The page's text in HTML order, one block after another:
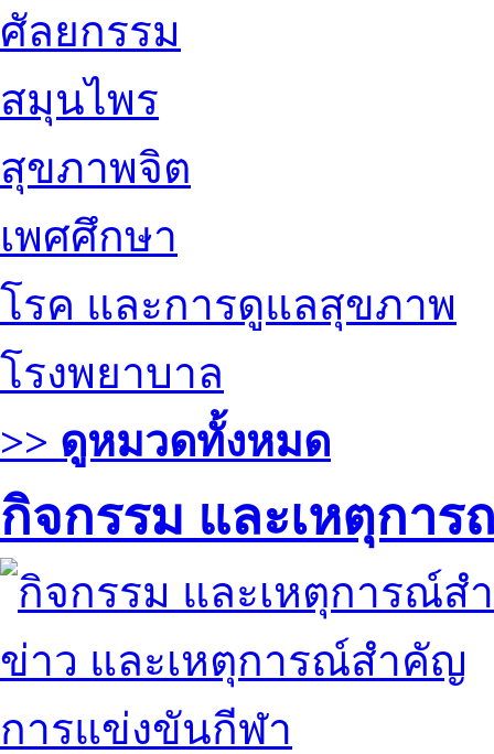
ศัลยกรรม
สมุนไพร
สุขภาพจิต
เพศศึกษา
โรค และการดูแลสุขภาพ
โรงพยาบาล
>> ดูหมวดทั้งหมด
กิจกรรม และเหตุกา
ข่าว และเหตุการณ์สำคัญ
การแข่งขันกีฬา